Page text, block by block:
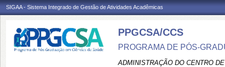
SIGAA - Sistema Integrado de Gestão de Atividades Acadêmicas
PPGCSA/CCS
PROGRAMA DE PÓS-
ADMINISTRAÇÃO DO CENTRO